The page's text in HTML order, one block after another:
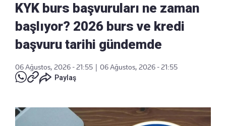
KYK burs başvuruları ne zaman
başlıyor? 2026 burs ve kredi
başvuru tarihi gündemde
06 Ağustos, 2026 - 21:55
06 Ağustos, 2026 - 21:55
Paylaş